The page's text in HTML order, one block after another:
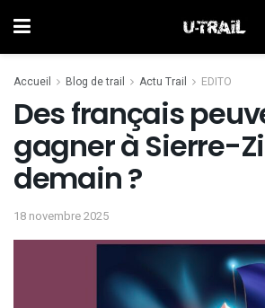
Accueil Blog de trail Actu Trail EDITO
Des français
gagner à Sierre-
demain ?
18 novembre 2025